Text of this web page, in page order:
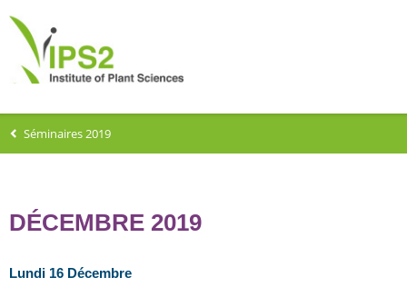
Séminaires 2019
DÉCEMBRE 2019
Lundi 16 Décembre